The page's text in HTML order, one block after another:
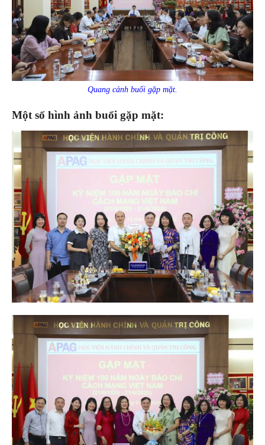
Quang cảnh buổi gặp mặt.
Một số hình ảnh buổi gặp mặt: